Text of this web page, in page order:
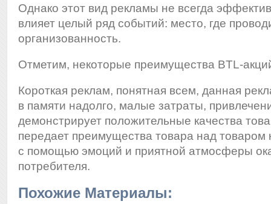
Однако этот вид рекламы не всегда
влияет целый ряд событий: место, где
организованность.
Отметим, некоторые преимущества BTL-
Короткая реклам, понятная всем, данная
в памяти надолго, малые затраты,
демонстрирует положительные качества
передает преимущества товара над товаром
с помощью эмоций и приятной атмосферы
потребителя.
Похожие Материалы: